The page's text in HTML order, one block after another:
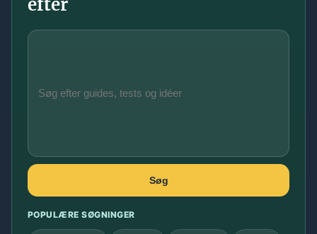
efter
Søg
POPULÆRE SØGNINGER